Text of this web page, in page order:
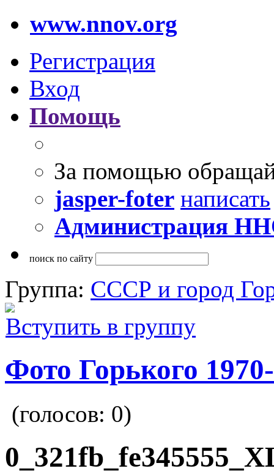
www.nnov.org
Регистрация
Вход
Помощь
За помощью
jasper-foter написать
Администрация
поиск по сайту
Группа: СССР и город
Вступить в группу
Фото Горького
(голосов: 0)